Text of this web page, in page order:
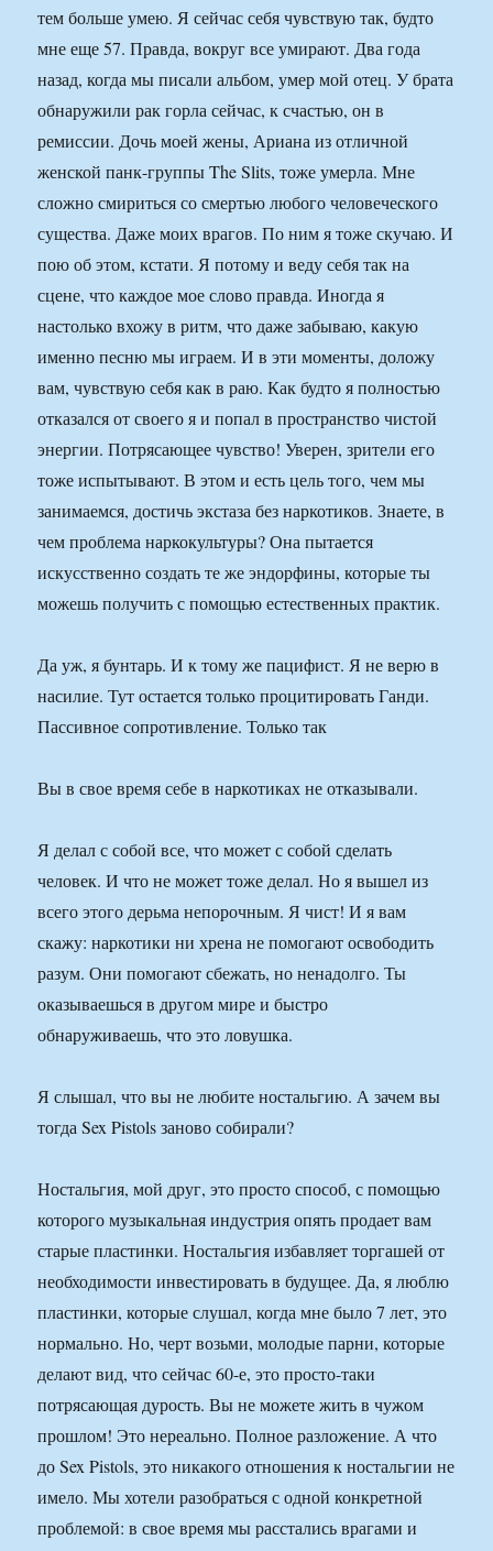
тем больше умею. Я сейчас себя чувствую так, будто
мне еще 57. Правда, вокруг все умирают. Два года
назад, когда мы писали альбом, умер мой отец. У брата
обнаружили рак горла сейчас, к счастью, он в
ремиссии. Дочь моей жены, Ариана из отличной
женской панк-группы The Slits, тоже умерла. Мне
сложно смириться со смертью любого человеческого
существа. Даже моих врагов. По ним я тоже скучаю. И
пою об этом, кстати. Я потому и веду себя так на
сцене, что каждое мое слово правда. Иногда я
настолько вхожу в ритм, что даже забываю, какую
именно песню мы играем. И в эти моменты, доложу
вам, чувствую себя как в раю. Как будто я полностью
отказался от своего я и попал в пространство чистой
энергии. Потрясающее чувство! Уверен, зрители его
тоже испытывают. В этом и есть цель того, чем мы
занимаемся, достичь экстаза без наркотиков. Знаете, в
чем проблема наркокультуры? Она пытается
искусственно создать те же эндорфины, которые ты
можешь получить с помощью естественных практик.
Да уж, я бунтарь. И к тому же пацифист. Я не верю в
насилие. Тут остается только процитировать Ганди.
Пассивное сопротивление. Только так
Вы в свое время себе в наркотиках не отказывали.
Я делал с собой все, что может с собой сделать
человек. И что не может тоже делал. Но я вышел из
всего этого дерьма непорочным. Я чист! И я вам
скажу: наркотики ни хрена не помогают освободить
разум. Они помогают сбежать, но ненадолго. Ты
оказываешься в другом мире и быстро
обнаруживаешь, что это ловушка.
Я слышал, что вы не любите ностальгию. А зачем вы
тогда Sex Pistols заново собирали?
Ностальгия, мой друг, это просто способ, с помощью
которого музыкальная индустрия опять продает вам
старые пластинки. Ностальгия избавляет торгашей от
необходимости инвестировать в будущее. Да, я люблю
пластинки, которые слушал, когда мне было 7 лет, это
нормально. Но, черт возьми, молодые парни, которые
делают вид, что сейчас 60-е, это просто-таки
потрясающая дурость. Вы не можете жить в чужом
прошлом! Это нереально. Полное разложение. А что
до Sex Pistols, это никакого отношения к ностальгии не
имело. Мы хотели разобраться с одной конкретной
проблемой: в свое время мы расстались врагами и